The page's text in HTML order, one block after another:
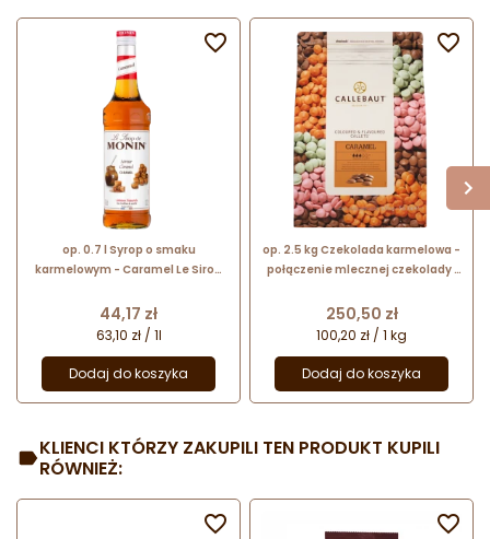
op. 0.7 l Syrop o smaku
karmelowym - Caramel Le Sirop
Cena
44,17 zł
63,10 zł / 1l
Dodaj do koszyka

op. 2.5 kg Czekolada karmelowa -
połączenie mlecznej czekolady i
Callebaut
Cena
250,50 zł
100,20 zł / 1 kg
Dodaj do koszyka

KLIENCI KTÓRZY ZAKUPILI TEN PRODUKT KUPILI
RÓWNIEŻ:
 